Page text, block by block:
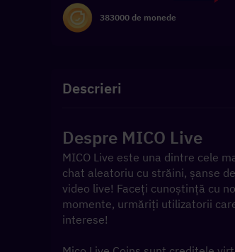
383000 de monede
Descrieri
Despre MICO Live
MICO Live este una dintre cele
chat aleatoriu cu străini, șanse
video live! Faceți cunoștință cu
momente, urmăriți utilizatorii
interese!